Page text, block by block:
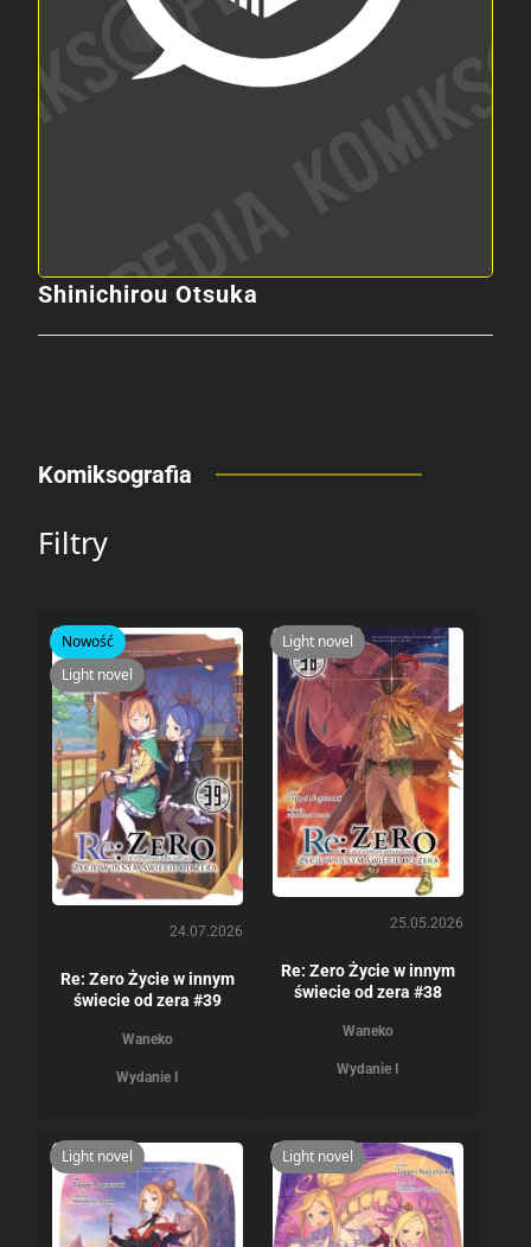
Shinichirou Otsuka
Komiksografia
Filtry
Nowość
Light novel
24.07.2026
Re: Zero Życie w innym
świecie od zera #39
Waneko
Wydanie I
Light novel
25.05.2026
Re: Zero Życie w innym
świecie od zera #38
Waneko
Wydanie I
Light novel Light novel